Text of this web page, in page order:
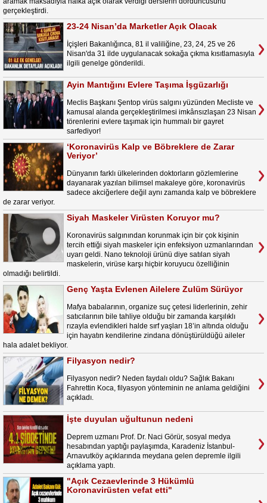
gerçekleştirdi.
23-24 Nisan’da Marketler Açık Olacak
İçişleri Bakanlığınca, 81 il valiliğine, 23, 24, 25 ve 26
Nisan'da 31 ilde uygulanacak sokağa çıkma kısıtlamasıyla
ilgili genelge gönderildi.
Ayin Mantığını Evlere Taşıma İşgüzarlığı
Meclis Başkanı Şentop virüs salgını yüzünden Mecliste ve
kamusal alanda gerçekleştirilmesi imkânsızlaşan 23 Nisan
törenlerini evlere taşımak için hummalı bir gayret
sarfediyor!
‘Koronavirüs Kalp ve Böbreklere de Zarar
Veriyor’
Dünyanın farklı ülkelerinden doktorların gözlemlerine
dayanarak yazılan bilimsel makaleye göre, koronavirüs
sadece akciğerlere değil aynı zamanda kalp ve böbreklere
de zarar veriyor.
Siyah Maskeler Virüsten Koruyor mu?
Koronavirüs salgınından korunmak için bir çok kişinin
tercih ettiği siyah maskeler için enfeksiyon uzmanlarından
uyarı geldi. Nano teknoloji ürünü diye satılan siyah
maskelerin, virüse karşı hiçbir koruyucu özelliğinin
olmadığı belirtildi.
Genç Yaşta Evlenen Ailelere Zulüm Sürüyor
Mafya babalarının, organize suç çetesi liderlerinin, zehir
satıcılarının bile tahliye olduğu bir zamanda karşılıklı
rızayla evlendikleri halde sırf yaşları 18’in altında olduğu
için hayatın kendilerine zindana dönüştürüldüğü aileler
hala adalet bekliyor.
Filyasyon nedir?
Filyasyon nedir? Neden faydalı oldu? Sağlık Bakanı
Fahrettin Koca, filyasyon yönteminin ne anlama geldiğini
açıkladı.
İşte duyulan uğultunun nedeni
Deprem uzmanı Prof. Dr. Naci Görür, sosyal medya
hesabından yaptığı paylaşımda, Karadeniz İstanbul-
Arnavutköy açıklarında meydana gelen depremle ilgili
açıklama yaptı.
"Açık Cezaevlerinde 3 Hükümlü
Koronavirüsten vefat etti"